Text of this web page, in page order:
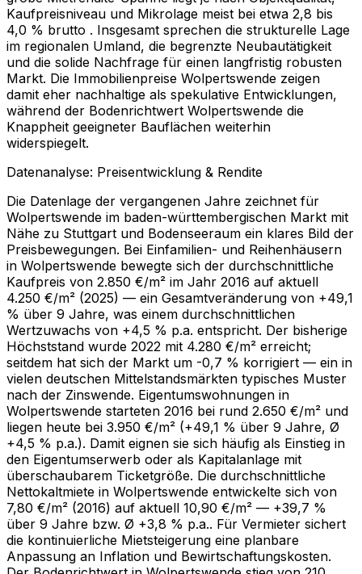
Kaufpreisniveau und Mikrolage meist bei etwa 2,8 bis
4,0 % brutto . Insgesamt sprechen die strukturelle Lage
im regionalen Umland, die begrenzte Neubautätigkeit
und die solide Nachfrage für einen langfristig robusten
Markt. Die Immobilienpreise Wolpertswende zeigen
damit eher nachhaltige als spekulative Entwicklungen,
während der Bodenrichtwert Wolpertswende die
Knappheit geeigneter Bauflächen weiterhin
widerspiegelt.
Datenanalyse: Preisentwicklung & Rendite
Die Datenlage der vergangenen Jahre zeichnet für
Wolpertswende im baden-württembergischen Markt mit
Nähe zu Stuttgart und Bodenseeraum ein klares Bild der
Preisbewegungen. Bei Einfamilien- und Reihenhäusern
in Wolpertswende bewegte sich der durchschnittliche
Kaufpreis von 2.850 €/m² im Jahr 2016 auf aktuell
4.250 €/m² (2025) — ein Gesamtveränderung von +49,1
% über 9 Jahre, was einem durchschnittlichen
Wertzuwachs von +4,5 % p.a. entspricht. Der bisherige
Höchststand wurde 2022 mit 4.280 €/m² erreicht;
seitdem hat sich der Markt um -0,7 % korrigiert — ein in
vielen deutschen Mittelstandsmärkten typisches Muster
nach der Zinswende. Eigentumswohnungen in
Wolpertswende starteten 2016 bei rund 2.650 €/m² und
liegen heute bei 3.950 €/m² (+49,1 % über 9 Jahre, Ø
+4,5 % p.a.). Damit eignen sie sich häufig als Einstieg in
den Eigentumserwerb oder als Kapitalanlage mit
überschaubarem Ticketgröße. Die durchschnittliche
Nettokaltmiete in Wolpertswende entwickelte sich von
7,80 €/m² (2016) auf aktuell 10,90 €/m² — +39,7 %
über 9 Jahre bzw. Ø +3,8 % p.a.. Für Vermieter sichert
die kontinuierliche Mietsteigerung eine planbare
Anpassung an Inflation und Bewirtschaftungskosten.